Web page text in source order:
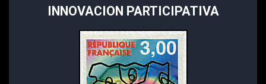
INNOVACION PARTICIPATIVA